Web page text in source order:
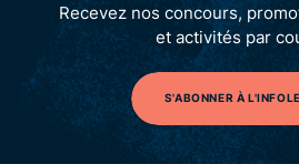
Recevez nos concours,
et activités par
S'ABONNER À